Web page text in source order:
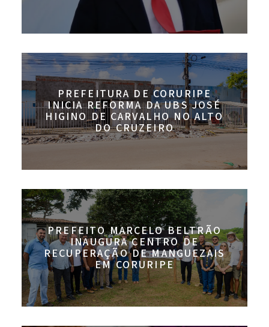
PREFEITURA DE CORURIPE
INICIA REFORMA DA UBS JOSÉ
HIGINO DE CARVALHO NO ALTO
DO CRUZEIRO
PREFEITO MARCELO BELTRÃO
INAUGURA CENTRO DE
RECUPERAÇÃO DE MANGUEZAIS
EM CORURIPE